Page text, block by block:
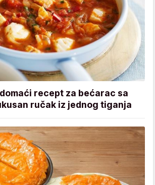
recept za bećarac sa
ručak iz jednog tiganja